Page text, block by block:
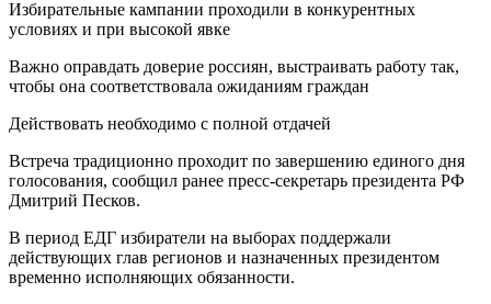
Избирательные кампании проходили в конкурентных
условиях и при высокой явке
Важно оправдать доверие россиян, выстраивать работу так,
чтобы она соответствовала ожиданиям граждан
Действовать необходимо с полной отдачей
Встреча традиционно проходит по завершению единого дня
голосования, сообщил ранее пресс-секретарь президента РФ
Дмитрий Песков.
В период ЕДГ избиратели на выборах поддержали
действующих глав регионов и назначенных президентом
временно исполняющих обязанности.